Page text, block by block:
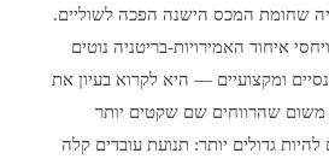
שחומת המכס הישנה הפכה לשוליים.
איחוד האמירויות-בריטניה נוטים
ומקצועיים — היא לקרוא בעיון את
משום שהרווחים שם שקטים יותר
גדולים יותר: תנועת עובדים קלה